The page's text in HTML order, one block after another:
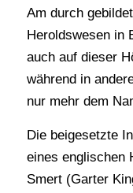
Am durch
Heroldswesen in
auch auf dieser
während in
nur mehr dem
Die beigesetzte
eines englischen
Smert (Garter